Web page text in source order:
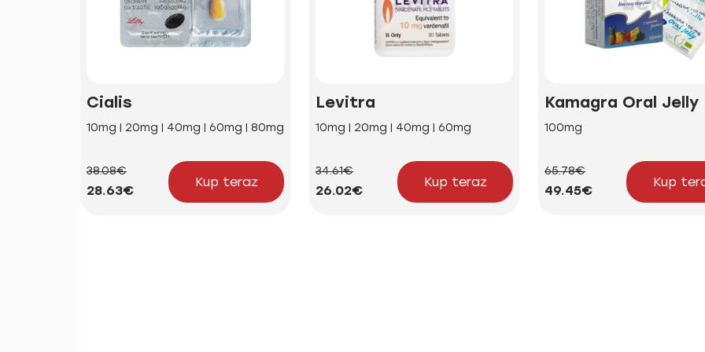
Cialis
10mg | 20mg | 40mg | 60mg | 80mg
38.08€
28.63€
Kup teraz
Levitra
10mg | 20mg | 40mg | 60mg
34.61€
26.02€
Kup teraz
Kamagra Oral Jelly
100mg
65.78€
49.45€
Kup